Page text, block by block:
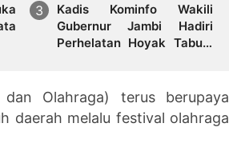
Kadis Kominfo Wakili
Gubernur Jambi Hadiri
Perhelatan Hoyak Tabuik
dan Olahraga) terus berupaya
daerah melalu festival olahraga